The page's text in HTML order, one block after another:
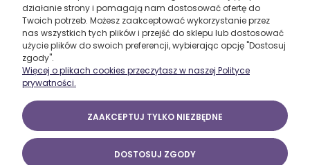
O firmie
działanie strony i pomagają nam dostosować ofertę do
Twoich potrzeb. Możesz zaakceptować wykorzystanie przez
nas wszystkich tych plików i przejść do sklepu lub dostosować
użycie plików do swoich preferencji, wybierając opcję "Dostosuj
zgody".
Więcej o plikach cookies przeczytasz w naszej Polityce
prywatności.
ZAAKCEPTUJ TYLKO NIEZBĘDNE
DOSTOSUJ ZGODY